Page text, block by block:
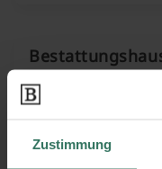
Zustimmung
66133 Saarbrücken